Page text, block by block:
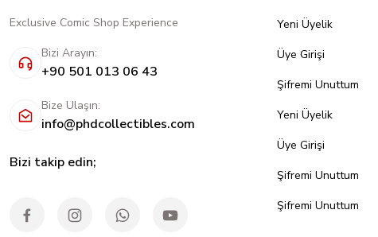
Exclusive Comic Shop Experience
Bizi Arayın:
+90 501 013 06 43
Bize Ulaşın:
info@phdcollectibles.com
Bizi takip edin;
Yeni Üyelik
Üye Girişi
Şifremi Unuttum
Yeni Üyelik
Üye Girişi
Şifremi Unuttum
Şifremi Unuttum